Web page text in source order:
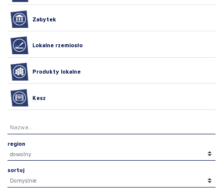
Zabytek
Lokalne rzemiosło
Produkty lokalne
Kesz
region
sortuj